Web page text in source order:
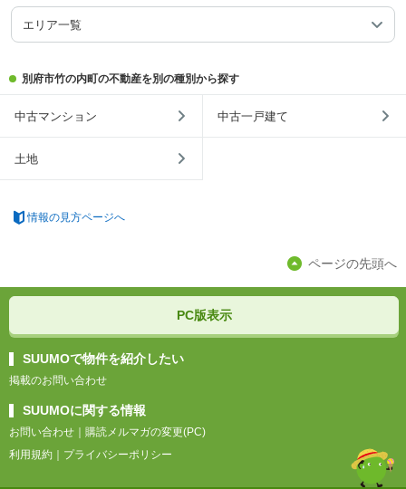
エリア一覧
別府市竹の内町の不動産を別の種別から探す
中古マンション 中古一戸建て
土地
情報の見方ページへ
ページの先頭へ
PC版表示
SUUMOで物件を紹介したい
掲載のお問い合わせ
SUUMOに関する情報
お問い合わせ
購読メルマガの変更(PC)
利用規約
プライバシーポリシー